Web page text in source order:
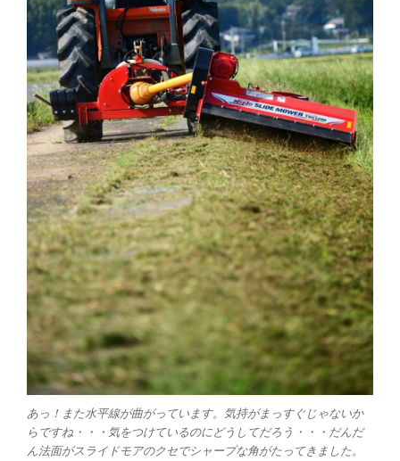
あっ！また水平線が曲がっています。気持がまっすぐじゃないか
らですね・・・気をつけているのにどうしてだろう・・・だんだ
ん法面がスライドモアのクセでシャープな角がたってきました。